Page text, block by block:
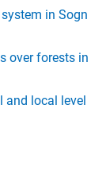
in Sogn
over forests in
local level